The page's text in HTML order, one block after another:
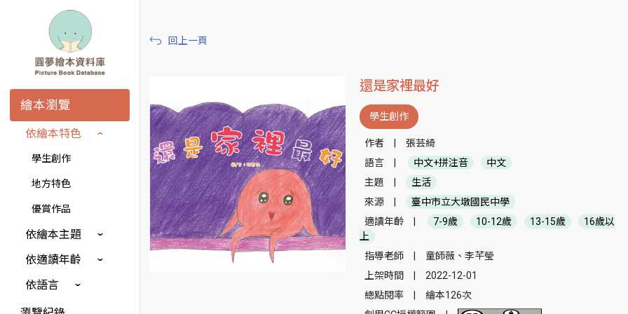
繪本瀏覽
依繪本特色
學生創作
地方特色
優賞作品
依繪本主題
依適讀年齡
依語言
回上一頁
還是家裡最好
學生創作
作者
張芸綺
語言
中文+拼注音
中文
主題
生活
來源
臺中市立大墩國民中學
適讀年齡
7-9歲 10-12歲 13-15歲
16歲以
上
指導老師
童師薇、李芊瑩
上架時間
2022-12-01
總點閱率
繪本126次